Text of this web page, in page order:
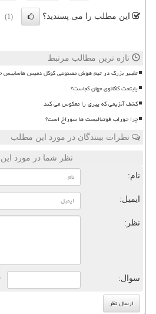
این مطلب را می پسندید؟ (1)
تازه ترین مطالب مرتبط
تغییر بزرگ در تیم هوش مصنوعی گوگل دمیس هاسابیس
پایتخت کاکائوی جهان کجاست؟
کشف آنزیمی که پیری را معکوس می کند
چرا جوراب فوتبالیست ها سوراخ است؟
نظرات بینندگان در مورد این مطلب
نظر شما در مورد
نام:
ایمیل:
نظر:
سوال: =